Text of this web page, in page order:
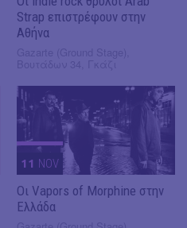
Strap επιστρέφουν στην
Αθήνα
11 NOV
Οι Vapors of Morphine στην
Ελλάδα